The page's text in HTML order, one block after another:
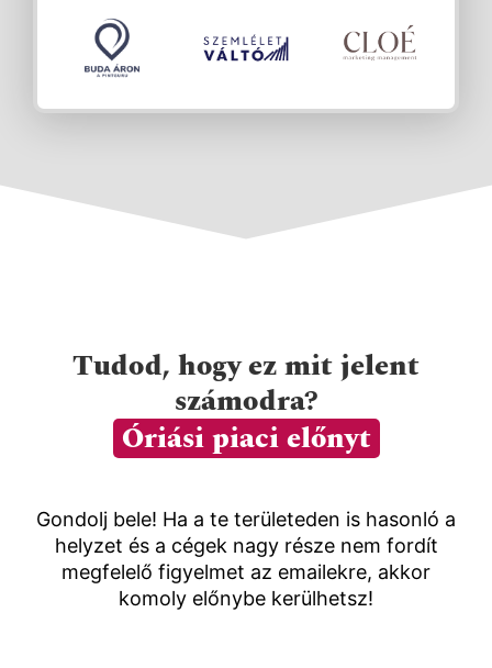
Tudod, hogy ez mit jelent
számodra?
Óriási piaci előnyt
Gondolj bele! Ha a te területeden is hasonló a
helyzet és a cégek nagy része nem fordít
megfelelő figyelmet az emailekre, akkor
komoly előnybe kerülhetsz!